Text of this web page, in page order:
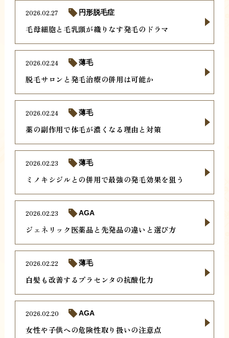
毛母細胞と毛乳頭が織りなす発毛のドラマ
2026.02.27 円形脱毛症
脱毛サロンと発毛治療の併用は可能か
2026.02.24 薄毛
薬の副作用で体毛が濃くなる理由と対策
2026.02.24 薄毛
ミノキシジルとの併用で最強の発毛効果を狙う
2026.02.23 薄毛
ジェネリック医薬品と先発品の違いと選び方
2026.02.23 AGA
白髪も改善するプラセンタの抗酸化力
2026.02.22 薄毛
女性や子供への危険性取り扱いの注意点
2026.02.20 AGA